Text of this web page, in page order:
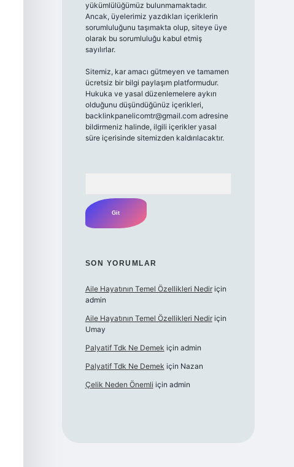
yükümlülüğümüz bulunmamaktadır.
Ancak, üyelerimiz yazdıkları içeriklerin
sorumluluğunu taşımakta olup, siteye üye
olarak bu sorumluluğu kabul etmiş
sayılırlar.
Sitemiz, kar amacı gütmeyen ve tamamen
ücretsiz bir bilgi paylaşım platformudur.
Hukuka ve yasal düzenlemelere aykırı
olduğunu düşündüğünüz içerikleri,
backlinkpanelicomtr@gmail.comadresine
bildirmeniz halinde, ilgili içerikler yasal
süre içerisinde sitemizden kaldırılacaktır.
SON YORUMLAR
Aile Hayatının Temel Özellikleri Nediriçin
admin
Aile Hayatının Temel Özellikleri Nediriçin
Umay
Palyatif Tdk Ne Demek için admin
Palyatif Tdk Ne Demek için Nazan
Çelik Neden Önemli için admin